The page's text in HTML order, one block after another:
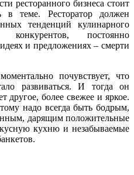
ресторанного бизнеса стоит
теме. Ресторатор должен
тенденций кулинарного
постоянно
и предложениях – смерти
почувствует, что
развиваться. И тогда он
другое, более свежее и яркое.
надо всегда быть бодрым,
дарящим положительные
кухню и незабываемые